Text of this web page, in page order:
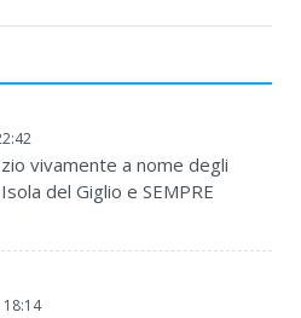
vivamente a nome degli
del Giglio e SEMPRE